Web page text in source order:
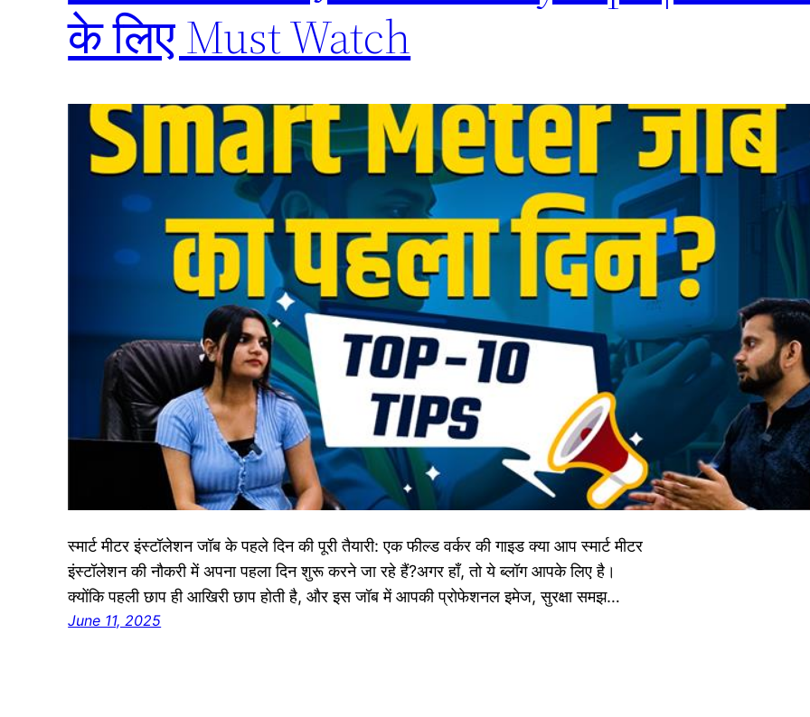
के लिए Must Watch
स्मार्ट मीटर इंस्टॉलेशन जॉब के पहले दिन की पूरी तैयारी: एक फील्ड वर्कर की गाइड क्या आप स्मार्ट मीटर
इंस्टॉलेशन की नौकरी में अपना पहला दिन शुरू करने जा रहे हैं?अगर हाँ, तो ये ब्लॉग आपके लिए है।
क्योंकि पहली छाप ही आखिरी छाप होती है, और इस जॉब में आपकी प्रोफेशनल इमेज, सुरक्षा समझ…
June 11, 2025